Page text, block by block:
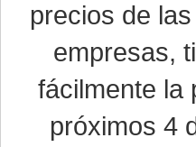
precios de
empresas,
fácilmente la
próximos 4